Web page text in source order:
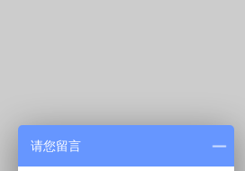
请您留言